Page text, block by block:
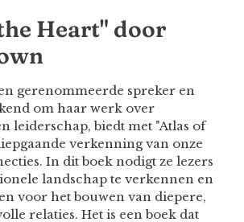
Heart" door
gerenommeerde spreker en
om haar werk over
leiderschap, biedt met "Atlas of
verkenning van onze
In dit boek nodigt ze lezers
landschap te verkennen en
voor het bouwen van diepere,
relaties. Het is een boek dat